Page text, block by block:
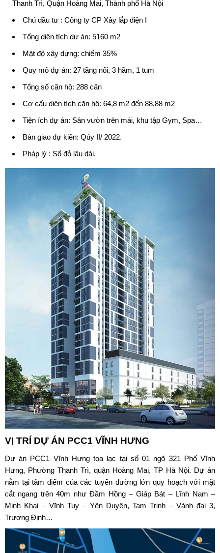
Thanh Trì, Quận Hoàng Mai, Thành phố Hà Nội
Chủ đầu tư : Công ty CP Xây lắp điện I
Tổng diện tích dự án: 5160 m2
Mật độ xây dựng: chiếm 35%
Quy mô dự án: 27 tầng nổi, 3 hầm, 1 tum
Tổng số căn hộ: 288 căn
Cơ cấu diện tích căn hộ: 64,8 m2 đến 88,88 m2
Tiện ích dự án: Sân vườn trên mái, khu tập Gym, Spa…
Bàn giao dự kiến: Qúy II/ 2022.
Pháp lý : Sổ đỏ lâu dài.
VỊ TRÍ DỰ ÁN PCC1 VĨNH HƯNG
Dự án PCC1 Vĩnh Hưngtọa lạc tại số 01 ngõ 321 Phố Vĩnh
Hưng, Phường Thanh Trì, quận Hoàng Mai, TP Hà Nội. Dự án
nằm tại tâm điểm của các tuyến đường lớn quy hoạch với mặt
cắt ngang trên 40m như Đầm Hồng – Giáp Bát – Lĩnh Nam –
Minh Khai – Vĩnh Tuy – Yên Duyên, Tam Trinh – Vành đai 3,
Trương Định…